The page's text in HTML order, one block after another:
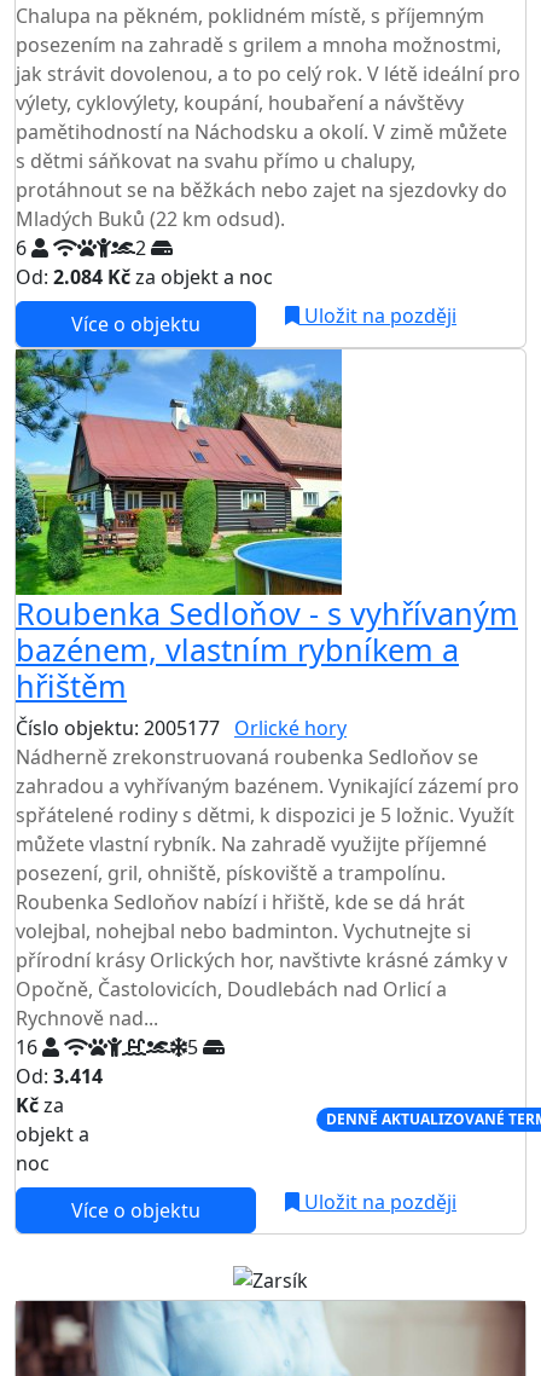
Chalupa na pěkném, poklidném místě, s příjemným
posezením na zahradě s grilem a mnoha možnostmi,
jak strávit dovolenou, a to po celý rok. V létě ideální pro
výlety, cyklovýlety, koupání, houbaření a návštěvy
pamětihodností na Náchodsku a okolí. V zimě můžete
s dětmi sáňkovat na svahu přímo u chalupy,
protáhnout se na běžkách nebo zajet na sjezdovky do
Mladých Buků (22 km odsud).
6
2
Od: 2.084 Kčza objekt a noc
Více o objektu
Uložit na později
Roubenka Sedloňov - s vyhřívaným
bazénem, vlastním rybníkem a
hřištěm
Číslo objektu: 2005177 Orlické hory
Nádherně zrekonstruovaná roubenka Sedloňov se
zahradou a vyhřívaným bazénem. Vynikající zázemí pro
spřátelené rodiny s dětmi, k dispozici je 5 ložnic. Využít
můžete vlastní rybník. Na zahradě využijte příjemné
posezení, gril, ohniště, pískoviště a trampolínu.
Roubenka Sedloňov nabízí i hřiště, kde se dá hrát
volejbal, nohejbal nebo badminton. Vychutnejte si
přírodní krásy Orlických hor, navštivte krásné zámky v
Opočně, Častolovicích, Doudlebách nad Orlicí a
Rychnově nad...
16
5
Od: 3.414
Kčza
objekt a
noc
DENNĚ AKTUALIZOVANÉ
Více o objektu Uložit na později